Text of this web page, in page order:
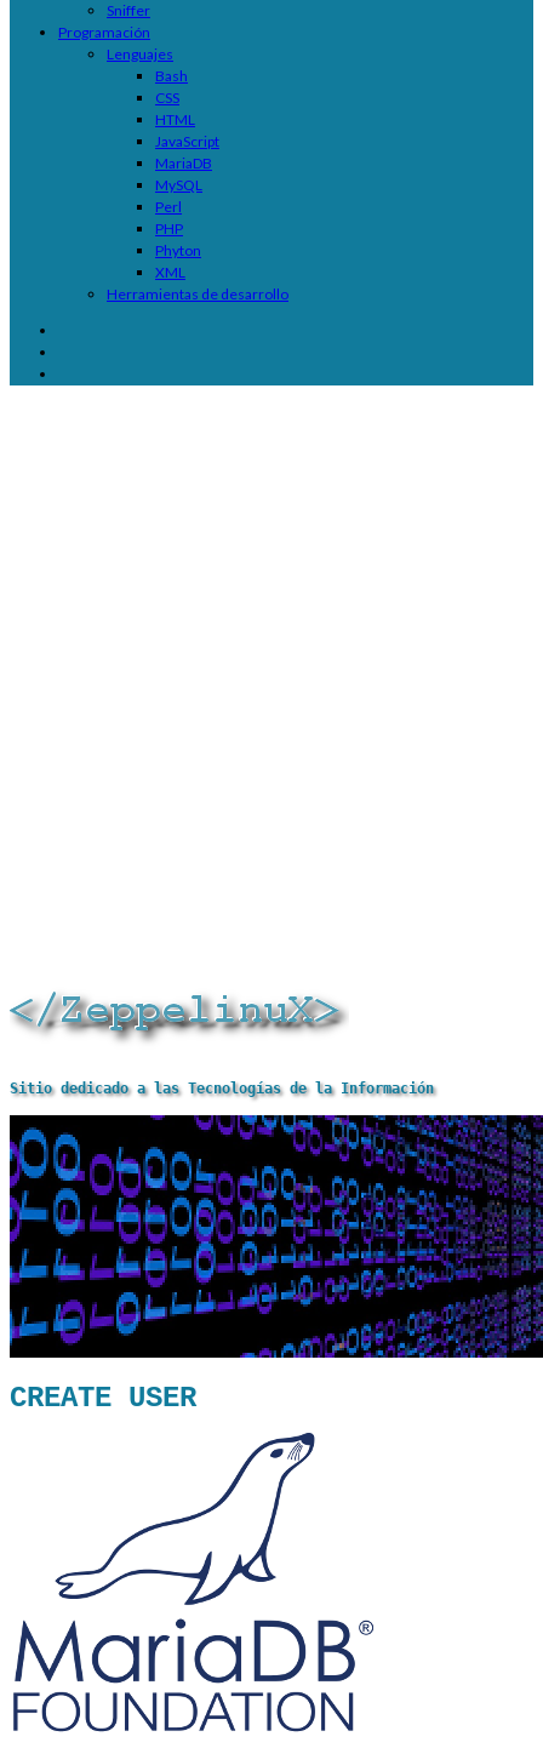
Sniffer
Programación
Lenguajes
Bash
CSS
HTML
JavaScript
MariaDB
MySQL
Perl
PHP
Phyton
XML
Herramientas de desarrollo
Sitio dedicado a las Tecnologías de la Información
CREATE USER